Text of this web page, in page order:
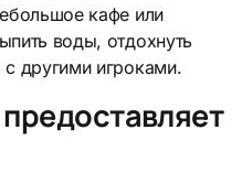
кафе или
воды, отдохнуть
другими игроками.